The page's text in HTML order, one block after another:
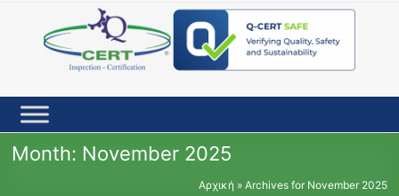
content
Month: November 2025
Αρχική » Archives for November 2025